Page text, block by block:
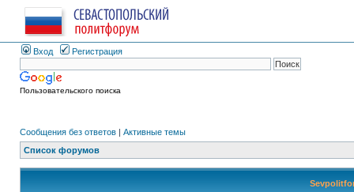
Вход Регистрация
Пользовательского поиска
Сообщения без ответов | Активные темы
Список форумов